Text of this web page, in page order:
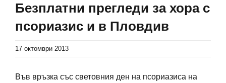
Безплатни прегледи за хора с
псориазис и в Пловдив
17 октомври 2013
Във връзка със световния ден на псориазиса на